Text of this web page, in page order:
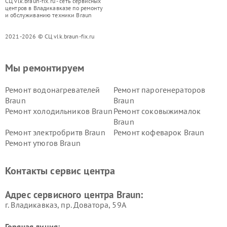
центров в Владикавказе по ремонту
и обслуживанию техники Braun
2021-2026 © СЦ vlk.braun-fix.ru
Мы ремонтируем
Ремонт водонагревателей
Braun
Ремонт парогенераторов
Braun
Ремонт холодильников Braun Ремонт соковыжималок
Braun
Ремонт электробритв Braun
Ремонт кофеварок Braun
Ремонт утюгов Braun
Контакты сервис центра
Адрес сервисного центра Braun:
г. Владикавказ, пр. Доватора, 59А